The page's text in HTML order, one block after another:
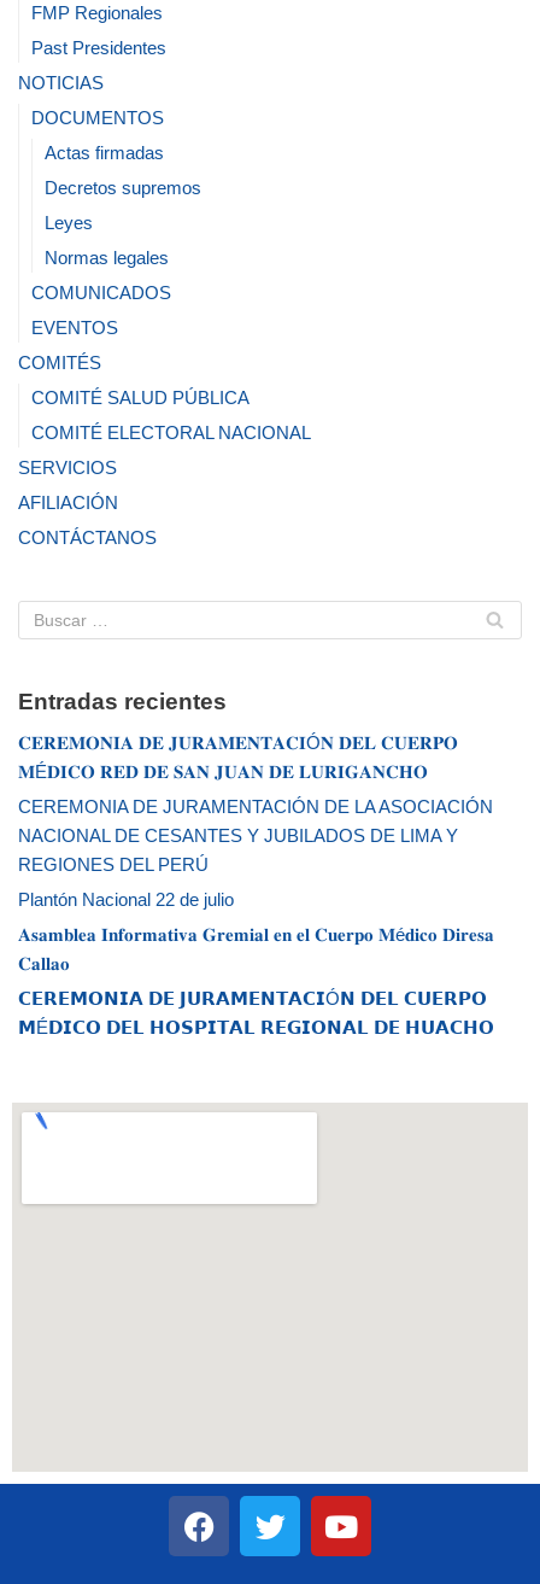
FMP Regionales
Past Presidentes
NOTICIAS
DOCUMENTOS
Actas firmadas
Decretos supremos
Leyes
Normas legales
COMUNICADOS
EVENTOS
COMITÉS
COMITÉ SALUD PÚBLICA
COMITÉ ELECTORAL NACIONAL
SERVICIOS
AFILIACIÓN
CONTÁCTANOS
Entradas recientes
𝐂𝐄𝐑𝐄𝐌𝐎𝐍𝐈𝐀 𝐃𝐄 𝐉𝐔𝐑𝐀𝐌𝐄𝐍𝐓𝐀𝐂𝐈Ó𝐍 𝐃𝐄𝐋 𝐂𝐔𝐄𝐑𝐏𝐎
𝐌É𝐃𝐈𝐂𝐎 𝐑𝐄𝐃 𝐃𝐄 𝐒𝐀𝐍 𝐉𝐔𝐀𝐍 𝐃𝐄 𝐋𝐔𝐑𝐈𝐆𝐀𝐍𝐂𝐇𝐎
CEREMONIA DE JURAMENTACIÓN DE LA ASOCIACIÓN
NACIONAL DE CESANTES Y JUBILADOS DE LIMA Y
REGIONES DEL PERÚ
Plantón Nacional 22 de julio
𝐀𝐬𝐚𝐦𝐛𝐥𝐞𝐚 𝐈𝐧𝐟𝐨𝐫𝐦𝐚𝐭𝐢𝐯𝐚 𝐆𝐫𝐞𝐦𝐢𝐚𝐥 𝐞𝐧 𝐞𝐥 𝐂𝐮𝐞𝐫𝐩𝐨 𝐌é𝐝𝐢𝐜𝐨 𝐃𝐢𝐫𝐞𝐬𝐚
𝐂𝐚𝐥𝐥𝐚𝐨
𝗖𝗘𝗥𝗘𝗠𝗢𝗡𝗜𝗔 𝗗𝗘 𝗝𝗨𝗥𝗔𝗠𝗘𝗡𝗧𝗔𝗖𝗜Ó𝗡 𝗗𝗘𝗟 𝗖𝗨𝗘𝗥𝗣𝗢
𝗠É𝗗𝗜𝗖𝗢 𝗗𝗘𝗟 𝗛𝗢𝗦𝗣𝗜𝗧𝗔𝗟 𝗥𝗘𝗚𝗜𝗢𝗡𝗔𝗟 𝗗𝗘 𝗛𝗨𝗔𝗖𝗛𝗢